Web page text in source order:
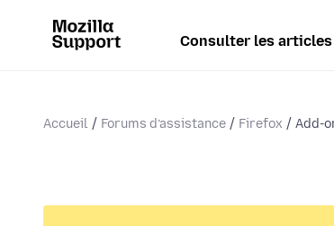
Consulter les articles
Accueil Forums d’assistance Firefox Add-